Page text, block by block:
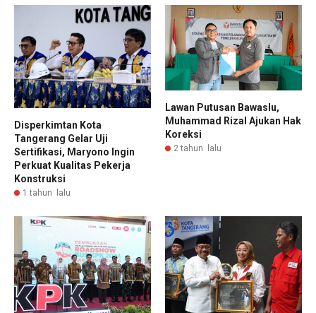
Disperkimtan Kota
Tangerang Gelar Uji
Sertifikasi, Maryono Ingin
Perkuat Kualitas Pekerja
Konstruksi
1 tahun lalu
Lawan Putusan Bawaslu,
Muhammad Rizal Ajukan Hak
Koreksi
2 tahun lalu